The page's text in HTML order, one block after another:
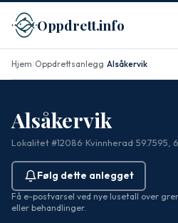
Oppdrett.info
Hjem/Oppdrettsanlegg/Alsåkervik
Alsåkervik
Lokalitet #12086· Kvinnherad· 59.7595,
Følg dette anlegget
Få e-postvarsel ved nye lusetall over
eller behandlinger.